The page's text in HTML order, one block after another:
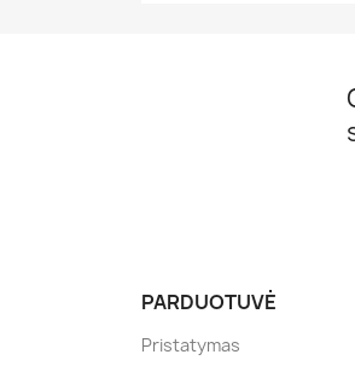
PARDUOTUVĖ
Pristatymas